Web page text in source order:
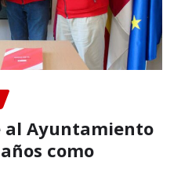
al Ayuntamiento
como